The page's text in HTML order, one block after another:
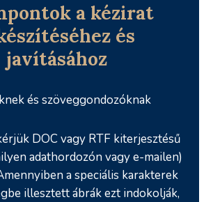
a kézirat
és
javításához
és szöveggondozóknak
DOC vagy RTF kiterjesztésű
adathordozón vagy e-mailen)
a speciális karakterek
illesztett ábrák ezt indokolják,